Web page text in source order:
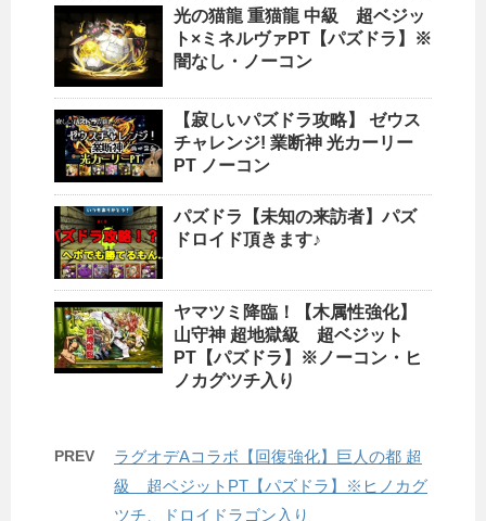
光の猫龍 重猫龍 中級 超ベジッ
ト×ミネルヴァPT【パズドラ】※
闇なし・ノーコン
【寂しいパズドラ攻略】 ゼウス
チャレンジ! 業断神 光カーリー
PT ノーコン
パズドラ【未知の来訪者】パズ
ドロイド頂きます♪
ヤマツミ降臨！【木属性強化】
山守神 超地獄級 超ベジット
PT【パズドラ】※ノーコン・ヒ
ノカグツチ入り
PREV
ラグオデAコラボ【回復強化】巨人の都 超
級 超ベジットPT【パズドラ】※ヒノカグ
ツチ、ドロイドラゴン入り